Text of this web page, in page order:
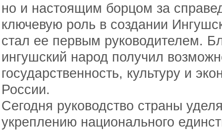
но и настоящим борцом за
ключевую роль в создании
стал ее первым руководителем.
ингушский народ получил
государственность, культуру и
России.
Сегодня руководство страны
укреплению национального